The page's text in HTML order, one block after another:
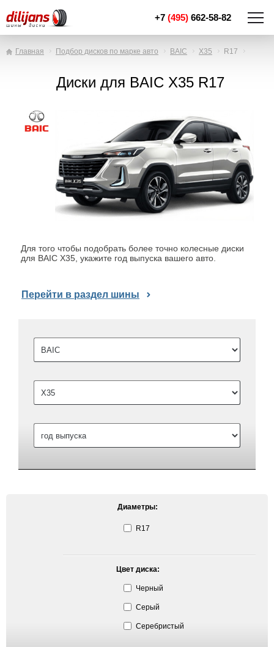
+7 (495) 662-58-82
Главная Подбор дисков по марке авто BAIC X35 R17
Диски для BAIC X35 R17
Для того чтобы подобрать более точно колесные диски
для BAIC X35, укажите год выпуска вашего авто.
Перейти в раздел шины
Диаметры:
R17
Цвет диска:
Черный
Серый
Серебристый